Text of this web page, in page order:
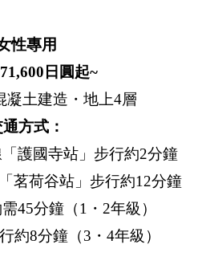
性專用
日圓起~
凝土建造・地上4層
通方式：
護國寺站」步行約2分鐘
茗荷谷站」步行約12分鐘
45分鐘（1・2年級）
約8分鐘（3・4年級）